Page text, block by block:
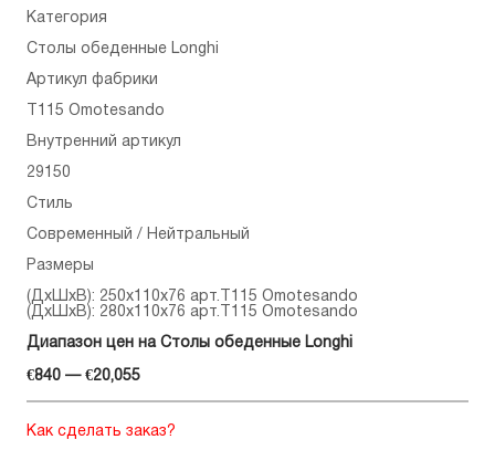
Категория
Столы обеденные Longhi
Артикул фабрики
T115 Omotesando
Внутренний артикул
29150
Стиль
Современный / Нейтральный
Размеры
(ДхШхВ): 250x110x76 арт.T115 Omotesando
(ДхШхВ): 280x110x76 арт.T115 Omotesando
Диапазон цен на Столы обеденные Longhi
€840 — €20,055
Как сделать заказ?